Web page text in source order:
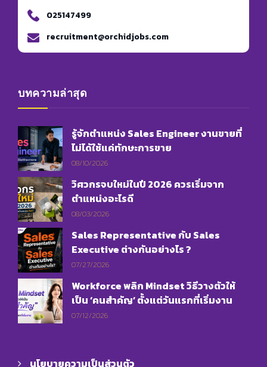
025147499
recruitment@orchidjobs.com
บทความล่าสุด
รู้จักตำแหน่ง Sales Engineer งานขายที่
ไม่ได้ใช้แค่ทักษะการขาย
08/10/2026
วิศวกรจบใหม่ในปี 2026 ควรเริ่มจาก
ตำแหน่งอะไรดี
08/03/2026
Sales Representative กับ Sales
Executive ต่างกันอย่างไร ?
07/27/2026
Workforce พลิก Mindset วิธีวางตัวให้
เป็น ‘คนสำคัญ’ ตั้งแต่วันแรกที่เริ่มงาน
07/12/2026
นโยบายความเป็นส่วนตัว